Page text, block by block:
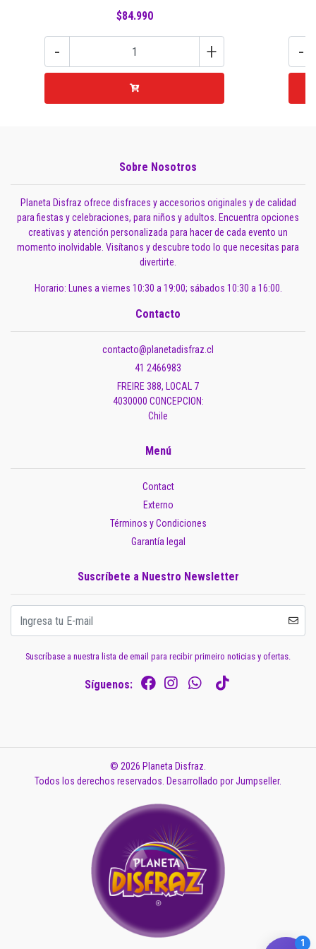
$84.990
- + -
Sobre Nosotros
Planeta Disfraz ofrece disfraces y accesorios originales y de calidad
para fiestas y celebraciones, para niños y adultos. Encuentra opciones
creativas y atención personalizada para hacer de cada evento un
momento inolvidable. Visítanos y descubre todo lo que necesitas para
divertirte.
Horario: Lunes a viernes 10:30 a 19:00; sábados 10:30 a 16:00.
Contacto
contacto@planetadisfraz.cl
41 2466983
FREIRE 388, LOCAL 7
4030000 CONCEPCION:
Chile
Menú
Contact
Externo
Términos y Condiciones
Garantía legal
Suscríbete a Nuestro Newsletter
Suscríbase a nuestra lista de email para recibir primeiro noticias y ofertas.
Síguenos:
© 2026 Planeta Disfraz.
Todos los derechos reservados. Desarrollado por Jumpseller.